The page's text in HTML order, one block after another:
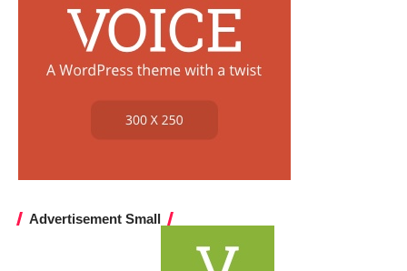
Advertisement Small